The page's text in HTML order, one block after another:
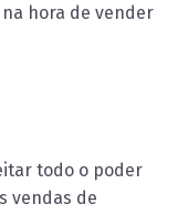
hora de vender
todo o poder
vendas de